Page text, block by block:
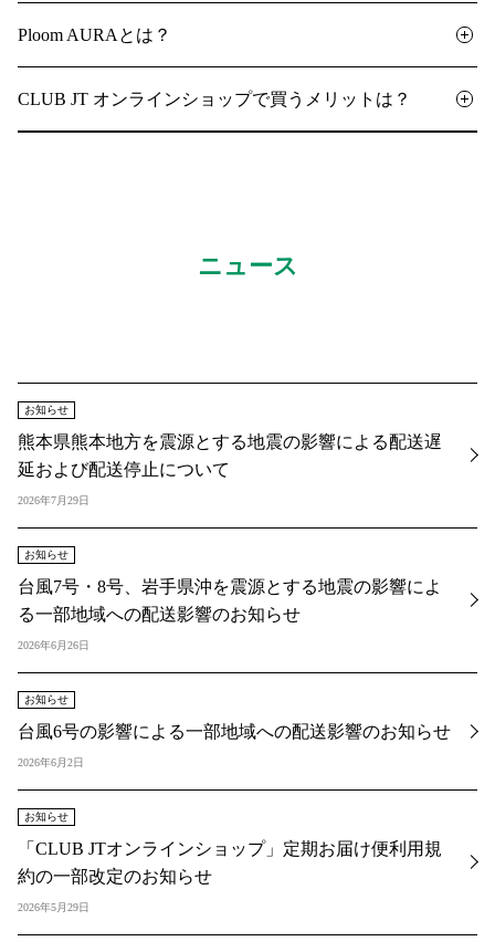
Ploom AURAとは？
CLUB JT オンラインショップで買うメリットは？
ニュース
お知らせ
熊本県熊本地方を震源とする地震の影響による配送遅
延および配送停止について
2026年7月29日
お知らせ
台風7号・8号、岩手県沖を震源とする地震の影響によ
る一部地域への配送影響のお知らせ
2026年6月26日
お知らせ
台風6号の影響による一部地域への配送影響のお知らせ
2026年6月2日
お知らせ
「CLUB JTオンラインショップ」定期お届け便利用規
約の一部改定のお知らせ
2026年5月29日